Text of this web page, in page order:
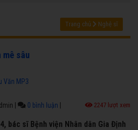
Trang chủ Nghệ sĩ
mê sâu
Văn MP3
0 bình luận 2247 lượt xem
bác sĩ Bệnh viện Nhân dân Gia Định